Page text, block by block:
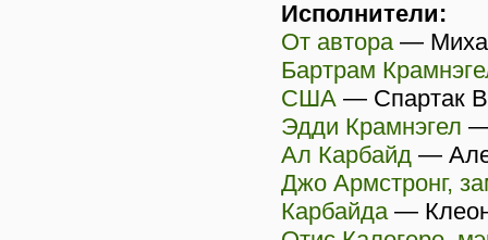
Исполнители:
От автора—
Бартрам
США — Спартак
Эдди Крамнэгел
Ал Карбайд —
Джо Армстронг,
Карбайда—